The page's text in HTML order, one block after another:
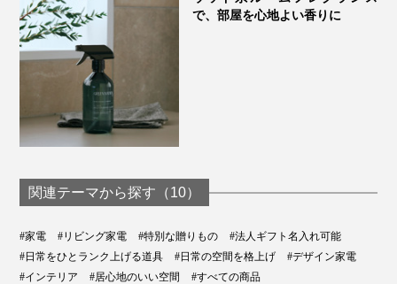
で、部屋を心地よい香りに
関連テーマから探す（10）
#家電 #リビング家電 #特別な贈りもの
#法人ギフト名入れ可能
#日常をひとランク上げる道具
#日常の空間を格上げ
#デザイン家電
#インテリア
#居心地のいい空間 #すべての商品